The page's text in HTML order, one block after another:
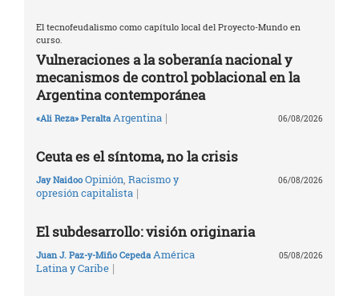
El tecnofeudalismo como capítulo local del Proyecto-Mundo en
curso.
Vulneraciones a la soberanía nacional y
mecanismos de control poblacional en la
Argentina contemporánea
«Ali Reza» Peralta Argentina | 06/08/2026
Ceuta es el síntoma, no la crisis
Jay Naidoo Opinión, Racismo y
opresión capitalista |
06/08/2026
El subdesarrollo: visión originaria
Juan J. Paz-y-Miño Cepeda América
Latina y Caribe |
05/08/2026